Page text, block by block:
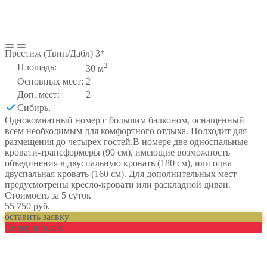
Престиж (Твин/Дабл) 3*
Площадь:
30 м2
Основных мест: 2
Доп. мест:
2
Сибирь,
Однокомнатный номер с большим балконом, оснащенный
всем необходимым для комфортного отдыха. Подходит для
размещения до четырех гостей.В номере две односпальные
кровати-трансформеры (90 см), имеющие возможность
объединения в двуспальную кровать (180 см), или одна
двуспальная кровать (160 см). Для дополнительных мест
предусмотрены кресло-кровати или раскладной диван.
Стоимость за 5 суток
55 750 руб.
оставить заявку
Лидер продаж